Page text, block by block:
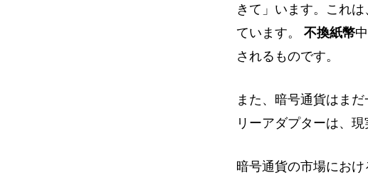
きて」います。これ
ています。 不換紙幣
されるものです。
また、暗号通貨はま
リーアダプターは、
暗号通貨の市場にお